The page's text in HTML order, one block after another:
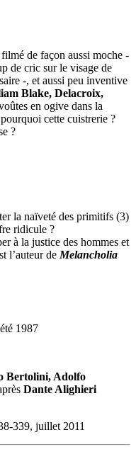
de façon aussi moche -
de cric sur le visage de
-, et aussi peu inventive
Blake, Delacroix,
en ogive dans la
cette cuistrerie ?
?
la naïveté des primitifs (3)
ridicule ?
à la justice des hommes et
l’auteur de Melancholia
1987
Bertolini, Adolfo
Dante Alighieri
339, juillet 2011